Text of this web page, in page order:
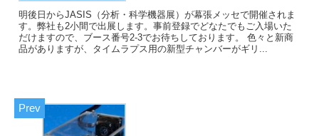
明後日からJASIS（分析・科学機器展）が幕張メッセで開催されま
す。弊社も2小間で出展します。事前登録でどなたでもご入場いた
だけますので、ブース番号2-3でお待ちしております。 色々と新商
品がありますが、タイムラプス用の新型チャンバーがギリ...